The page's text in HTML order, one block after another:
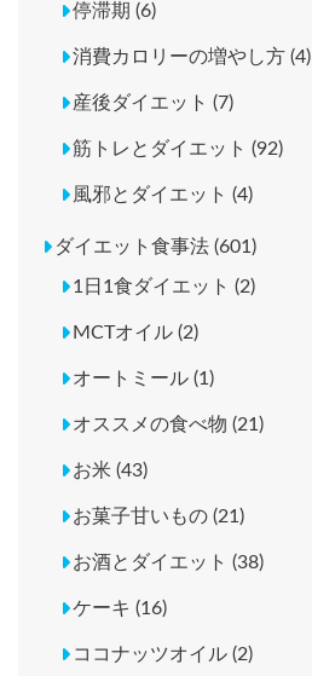
停滞期 (6)
消費カロリーの増やし方 (4)
産後ダイエット (7)
筋トレとダイエット (92)
風邪とダイエット (4)
ダイエット食事法 (601)
1日1食ダイエット (2)
MCTオイル (2)
オートミール (1)
オススメの食べ物 (21)
お米 (43)
お菓子甘いもの (21)
お酒とダイエット (38)
ケーキ (16)
ココナッツオイル (2)